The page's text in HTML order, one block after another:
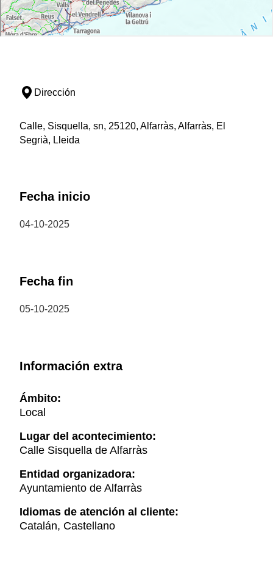
Dirección
Calle, Sisquella, sn, 25120, Alfarràs, Alfarràs, El
Segrià, Lleida
Fecha inicio
04-10-2025
Fecha fin
05-10-2025
Información extra
Ámbito:
Local
Lugar del acontecimiento:
Calle Sisquella de Alfarràs
Entidad organizadora:
Ayuntamiento de Alfarràs
Idiomas de atención al cliente:
Catalán, Castellano